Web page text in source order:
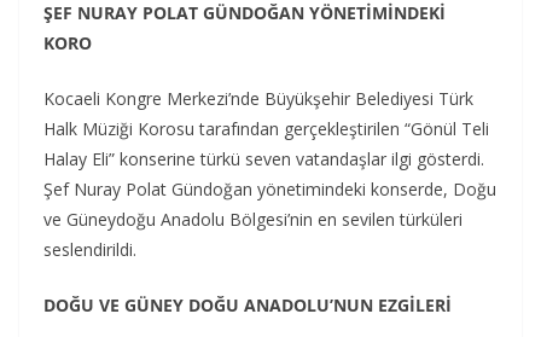
ŞEF NURAY POLAT GÜNDOĞAN YÖNETİMİNDEKİ
KORO
Kocaeli Kongre Merkezi’nde Büyükşehir Belediyesi Türk
Halk Müziği Korosu tarafından gerçekleştirilen “Gönül Teli
Halay Eli” konserine türkü seven vatandaşlar ilgi gösterdi.
Şef Nuray Polat Gündoğan yönetimindeki konserde, Doğu
ve Güneydoğu Anadolu Bölgesi’nin en sevilen türküleri
seslendirildi.
DOĞU VE GÜNEY DOĞU ANADOLU’NUN EZGİLERİ